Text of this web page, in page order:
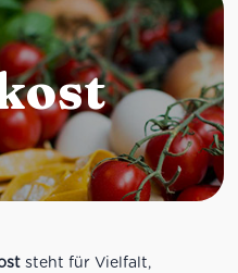
steht für Vielfalt,